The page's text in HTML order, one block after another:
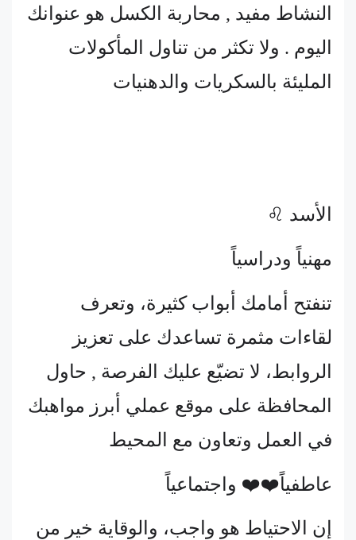
النشاط مفيد , محاربة الكسل هو عنوانك
اليوم . ولا تكثر من تناول المأكولات
المليئة بالسكريات والدهنيات
الأسد ♌
مهنياً ودراسياً
تنفتح أمامك أبواب كثيرة، وتعرف
لقاءات مثمرة تساعدك على تعزيز
الروابط، لا تضيّع عليك الفرصة , حاول
المحافظة على موقع عملي أبرز مواهبك
في العمل وتعاون مع المحيط
عاطفياً❤️❤️ واجتماعياً
إن الاحتياط هو واجب، والوقاية خير من